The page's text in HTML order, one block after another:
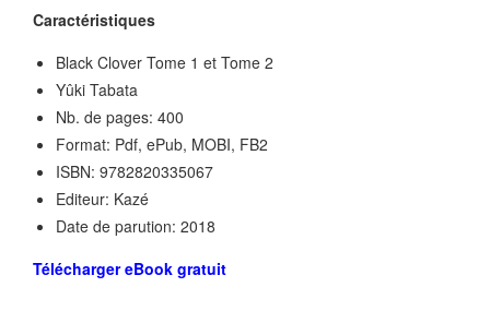
Caractéristiques
Black Clover Tome 1 et Tome 2
Yûki Tabata
Nb. de pages: 400
Format: Pdf, ePub, MOBI, FB2
ISBN: 9782820335067
Editeur: Kazé
Date de parution: 2018
Télécharger eBook gratuit